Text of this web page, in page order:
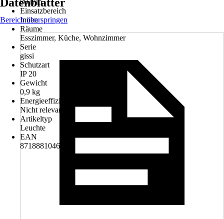
80 mm
Einsatzbereich
Innen
Räume
Esszimmer, Küche, Wohnzimmer
Serie
gissi
Schutzart
IP 20
Gewicht
0,9 kg
Energieeffizienzklasse
Nicht relevant
Artikeltyp
Leuchte
EAN
8718881046858
Bereich überspringen